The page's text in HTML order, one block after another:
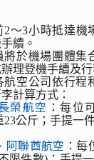
2～3小時抵達機
續。
將於機場團體集
理登機手續及行
航空公司依行程
計算方式：
榮航空 ：每位
23公斤；手提一
阿聯酋航空 ：